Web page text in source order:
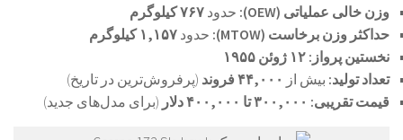
وزن خالی عملیاتی (OEW):
حدود ۷۶۷ کیلوگرم
حداکثر وزن برخاست (MTOW):
حدود ۱,۱۵۷ کیلوگرم
نخستین پرواز: ۱۲ ژوئن ۱۹۵۵
تعداد تولید: بیش از ۴۴,۰۰۰ فروند
(پرفروش‌ترین در تاریخ)
قیمت تقریبی: ۳۰۰,۰۰۰ تا ۴۰۰,۰۰۰ دلار (برای مدل‌های جدید)